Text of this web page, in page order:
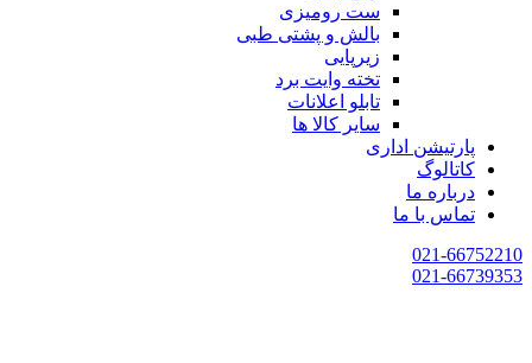
ست رومیزی
بالش و پشتی طبی
زیرپایی
تخته وایت برد
تابلو اعلانات
سایر کالا ها
پارتیشن اداری
کاتالوگ
درباره ما
تماس با ما
021-66752210
021-66739353